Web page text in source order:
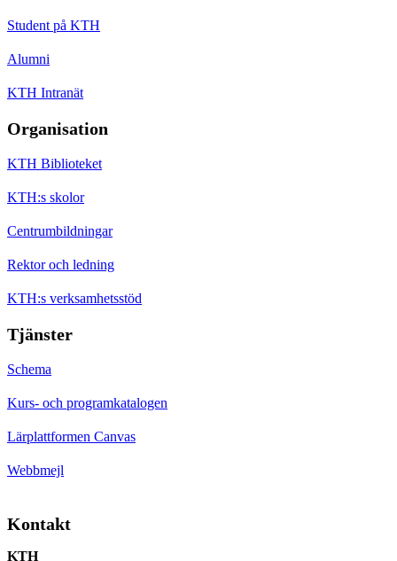
Student på KTH
Alumni
KTH Intranät
Organisation
KTH Biblioteket
KTH:s skolor
Centrumbildningar
Rektor och ledning
KTH:s verksamhetsstöd
Tjänster
Schema
Kurs- och programkatalogen
Lärplattformen Canvas
Webbmejl
Kontakt
KTH